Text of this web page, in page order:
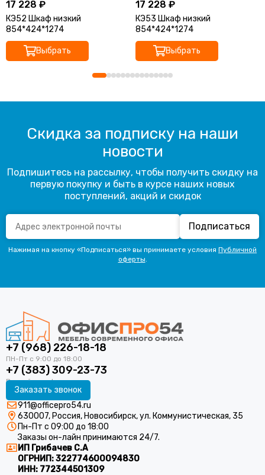
17 228 ₽
КЭ52 Шкаф низкий
854*424*1274
Выбрать
17 228 ₽
КЭ53 Шкаф низкий
854*424*1274
Выбрать
Скидка за подписку на наши
новости
Подпишитесь на рассылку, чтобы получить скидку на
первую покупку и быть в курсе наших новых
поступлений, акций и скидок
Подписаться
Нажимая на кнопку «Подписаться» вы принимаете условия Публичной
оферты.
+7 (968) 226-18-18
+7 (383) 309-23-73
Заказать звонок
911@officepro54.ru
630007, Россия, Новосибирск, ул. Коммунистическая, 35
Пн-Пт с 09:00 до 18:00
Заказы он-лайн принимаются 24/7.
ИП Грибачев С.А
ОГРНИП:322774600094830
ИНН: 772344501309